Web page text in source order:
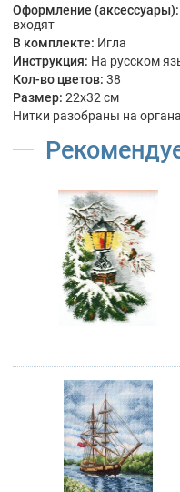
Оформление (аксессуары):
входят
В комплекте: Игла
Инструкция: На русском
Кол-во цветов: 38
Размер: 22x32 см
Нитки разобраны на